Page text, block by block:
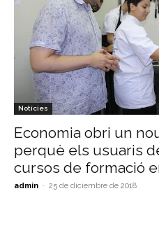
Notícies
Economia obri un
perquè els usuaris
cursos de formació
admin - 25 de diciembre de 2018